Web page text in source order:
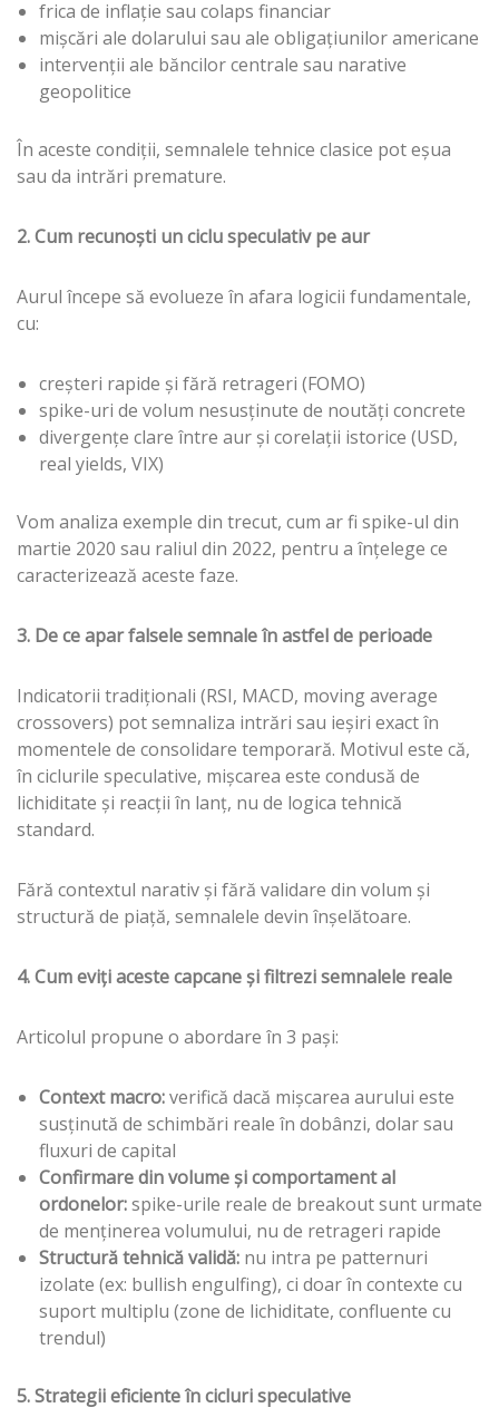
frica de inflație sau colaps financiar
mișcări ale dolarului sau ale obligațiunilor americane
intervenții ale băncilor centrale sau narative
geopolitice
În aceste condiții, semnalele tehnice clasice pot eșua
sau da intrări premature.
2. Cum recunoști un ciclu speculativ pe aur
Aurul începe să evolueze în afara logicii fundamentale,
cu:
creșteri rapide și fără retrageri (FOMO)
spike-uri de volum nesusținute de noutăți concrete
divergențe clare între aur și corelații istorice (USD,
real yields, VIX)
Vom analiza exemple din trecut, cum ar fi spike-ul din
martie 2020 sau raliul din 2022, pentru a înțelege ce
caracterizează aceste faze.
3. De ce apar falsele semnale în astfel de perioade
Indicatorii tradiționali (RSI, MACD, moving average
crossovers) pot semnaliza intrări sau ieșiri exact în
momentele de consolidare temporară. Motivul este că,
în ciclurile speculative, mișcarea este condusă de
lichiditate și reacții în lanț, nu de logica tehnică
standard.
Fără contextul narativ și fără validare din volum și
structură de piață, semnalele devin înșelătoare.
4. Cum eviți aceste capcane și filtrezi semnalele reale
Articolul propune o abordare în 3 pași:
Context macro:verifică dacă mișcarea aurului este
susținută de schimbări reale în dobânzi, dolar sau
fluxuri de capital
Confirmare din volume și comportament al
ordonelor:spike-urile reale de breakout sunt urmate
de menținerea volumului, nu de retrageri rapide
Structură tehnică validă: nu intra pe patternuri
izolate (ex: bullish engulfing), ci doar în contexte cu
suport multiplu (zone de lichiditate, confluente cu
trendul)
5. Strategii eficiente în cicluri speculative